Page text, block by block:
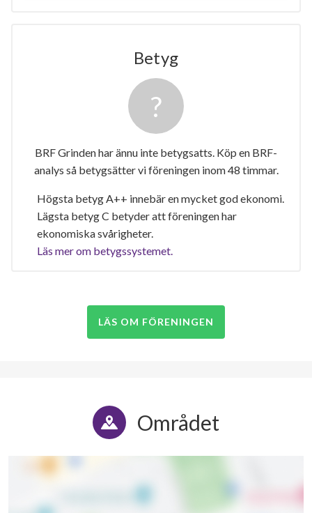
Betyg
BRF Grinden har ännu inte betygsatts. Köp en BRF-
analys så betygsätter vi föreningen inom 48 timmar.
Högsta betyg A++ innebär en mycket god ekonomi.
Lägsta betyg C betyder att föreningen har
ekonomiska svårigheter.
Läs mer om betygssystemet.
LÄS OM FÖRENINGEN
Området